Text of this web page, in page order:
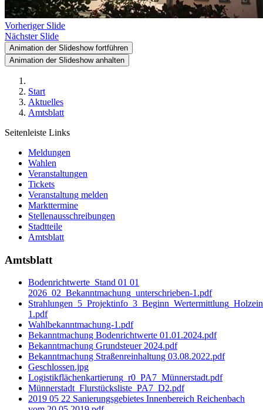
Vorheriger Slide
Nächster Slide
Animation der Slideshow fortführen
Animation der Slideshow anhalten
Start
Aktuelles
Amtsblatt
Seitenleiste Links
Meldungen
Wahlen
Veranstaltungen
Tickets
Veranstaltung melden
Markttermine
Stellenausschreibungen
Stadtteile
Amtsblatt
Amtsblatt
Bodenrichtwerte_Stand 01 01
2026_02_Bekanntmachung_unterschrieben-1.pdf
1.pdf
Wahlbekanntmachung-1.pdf
Bekanntmachung Bodenrichtwerte 01.01.2024.pdf
Bekanntmachung Grundsteuer 2024.pdf
Bekanntmachung Straßenreinhaltung 03.08.2022.pdf
Geschlossen.jpg
Logistikflächenkartierung_r0_PA7_Münnerstadt.pdf
Münnerstadt_Flurstücksliste_PA7_D2.pdf
2019 05 22 Sanierungsgebietes Innenbereich Reichenbach